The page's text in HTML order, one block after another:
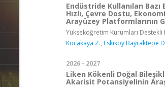
Endüstride Kullanılan
Hızlı, Çevre Dostu,
Arayüzey Platformlarının
Yükseköğretim Kurumları
Kocakaya Z., Eskiköy Bayraktepe
2026 - 2027
Liken Kökenli Doğal
Akarisit Potansiyelinin